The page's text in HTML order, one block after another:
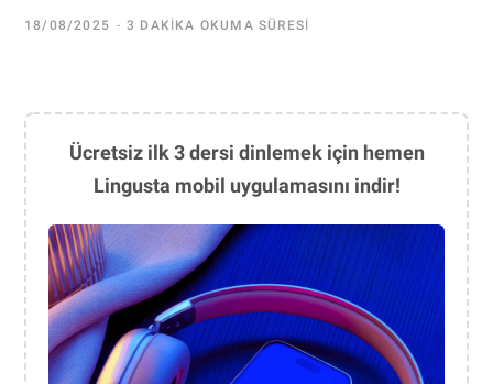
18/08/2025 3 DAKIKA OKUMA SÜRESI
Ücretsiz ilk 3 dersi dinlemek için hemen
Lingusta mobil uygulamasını indir!